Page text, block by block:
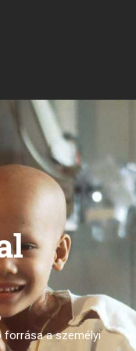
forrásaa személyi